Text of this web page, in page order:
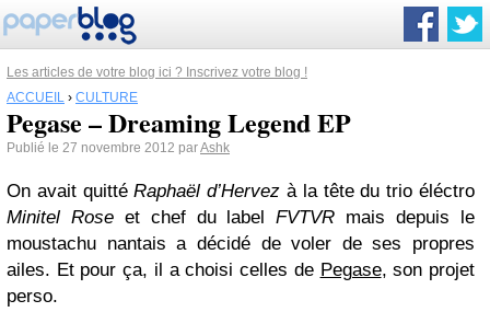
Les articles de votre blog ici ? Inscrivez votre blog !
ACCUEIL › CULTURE
Pegase – Dreaming Legend EP
Publié le 27 novembre 2012 parAshk
On avait quittéRaphaël d’Hervez à la tête du trio éléctro
Minitel Roseet chef du labelFVTVR mais depuis le
moustachu nantais a décidé de voler de ses propres
ailes. Et pour ça, il a choisi celles de Pegase, son projet
perso.